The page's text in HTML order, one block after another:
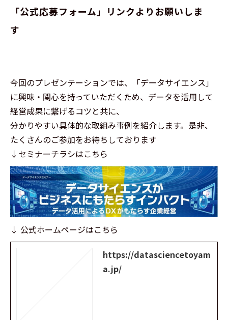
「公式応募フォーム」リンクよりお願いしま
す
今回のプレゼンテーションでは、「データサイエンス」
に興味・関心を持っていただくため、データを活用して
経営成果に繋げるコツと共に、
分かりやすい具体的な取組み事例を紹介します。是非、
たくさんのご参加をお待ちしております
↓セミナーチラシはこちら
↓ 公式ホームページはこちら
https://datasciencetoyam
a.jp/